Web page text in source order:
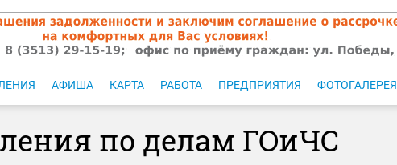
АФИША КАРТА РАБОТА ПРЕДПРИЯТИЯ ФОТОГАЛЕРЕЯ
по делам ГОиЧС